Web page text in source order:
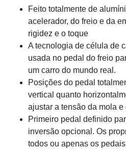
Feito totalmente de
acelerador, do freio e da
rigidez e o toque
A tecnologia de célula de
usada no pedal do freio
um carro do mundo real.
Posições do pedal
vertical quanto
ajustar a tensão da mola e
Primeiro pedal definido
inversão opcional. Os
todos ou apenas os